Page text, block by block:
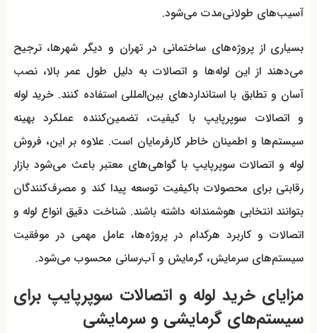
آسیب‌های طولانی‌مدت می‌شود.
بسیاری از پروژه‌های ساختمانی در تهران و دیگر شهرها، ترجیح
می‌دهند از این لوله‌ها و اتصالات به دلیل طول عمر بالا، نصب
آسان و تطابق با استانداردهای بین‌المللی استفاده کنند. خرید لوله
و اتصالات سوپرپایپ با کیفیت، تضمین‌کننده عملکرد بهینه
سیستم‌ها و اطمینان خاطر کارفرمایان است. علاوه بر این، فروش
لوله و اتصالات سوپرپایپ با گواهی‌های معتبر باعث می‌شود بازار
رقابتی برای محصولات باکیفیت توسعه پیدا کند و مصرف‌کنندگان
بتوانند انتخابی هوشمندانه داشته باشند. شناخت دقیق انواع لوله و
اتصالات و کاربرد هرکدام در پروژه‌ها، عامل مهمی در موفقیت
سیستم‌های سرمایش، گرمایش و آب‌رسانی محسوب می‌شود.
مزایای خرید لوله و اتصالات سوپرپایپ برای
سیستم‌های گرمایشی و سرمایشی